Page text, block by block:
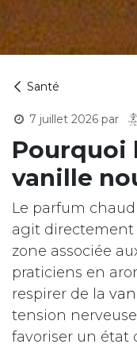
Santé
7 juillet 2026 par
Pourquoi
vanille
Le parfum
agit directement
zone associée
praticiens en
respirer de la
tension
favoriser un état